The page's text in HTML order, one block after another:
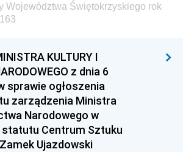
Województwa Świętokrzyskiego rok
KULTURY I
z dnia 6
sprawie ogłoszenia
zarządzenia Ministra
Narodowego w
statutu Centrum Sztuku
Ujazdowski